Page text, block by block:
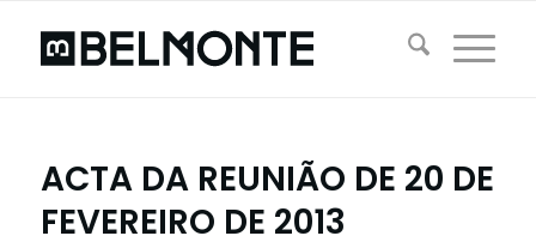
ACTA DA REUNIÃO DE 20 DE
FEVEREIRO DE 2013